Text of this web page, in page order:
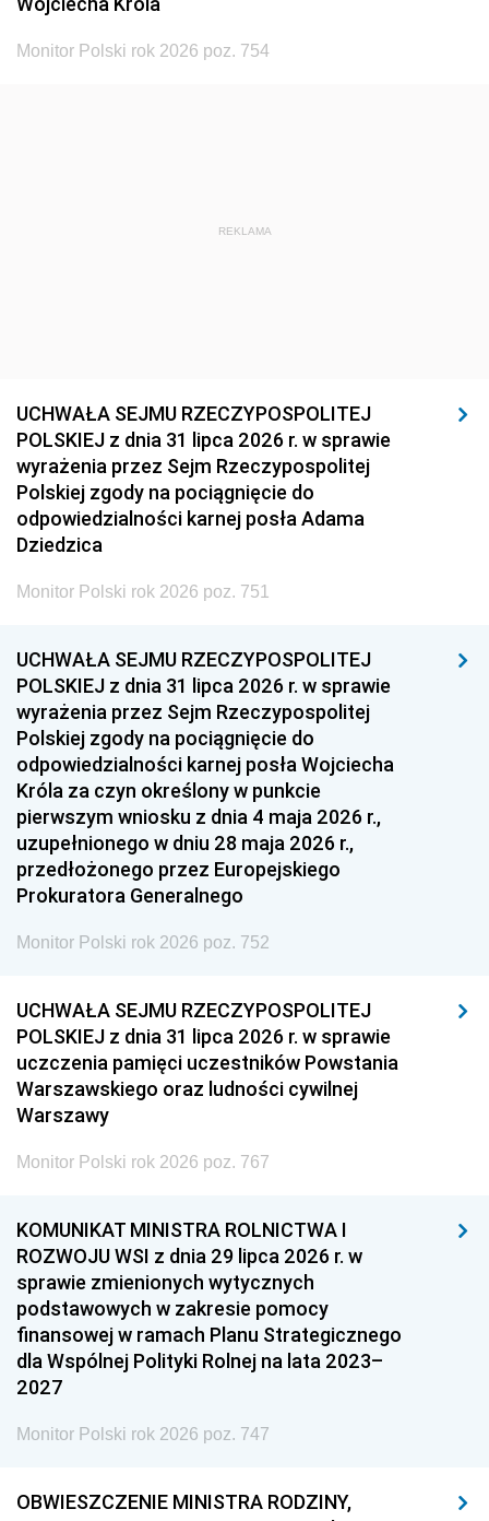
Monitor Polski rok 2026 poz. 754
REKLAMA
UCHWAŁA SEJMU RZECZYPOSPOLITEJ
POLSKIEJ z dnia 31 lipca 2026 r. w sprawie
wyrażenia przez Sejm Rzeczypospolitej
Polskiej zgody na pociągnięcie do
odpowiedzialności karnej posła Adama
Dziedzica
Monitor Polski rok 2026 poz. 751
UCHWAŁA SEJMU RZECZYPOSPOLITEJ
POLSKIEJ z dnia 31 lipca 2026 r. w sprawie
wyrażenia przez Sejm Rzeczypospolitej
Polskiej zgody na pociągnięcie do
odpowiedzialności karnej posła Wojciecha
Króla za czyn określony w punkcie
pierwszym wniosku z dnia 4 maja 2026 r.,
uzupełnionego w dniu 28 maja 2026 r.,
przedłożonego przez Europejskiego
Prokuratora Generalnego
Monitor Polski rok 2026 poz. 752
UCHWAŁA SEJMU RZECZYPOSPOLITEJ
POLSKIEJ z dnia 31 lipca 2026 r. w sprawie
uczczenia pamięci uczestników Powstania
Warszawskiego oraz ludności cywilnej
Warszawy
Monitor Polski rok 2026 poz. 767
KOMUNIKAT MINISTRA ROLNICTWA I
ROZWOJU WSI z dnia 29 lipca 2026 r. w
sprawie zmienionych wytycznych
podstawowych w zakresie pomocy
finansowej w ramach Planu Strategicznego
dla Wspólnej Polityki Rolnej na lata 2023–
2027
Monitor Polski rok 2026 poz. 747
OBWIESZCZENIE MINISTRA RODZINY,